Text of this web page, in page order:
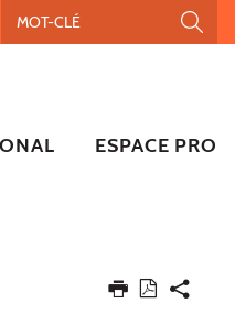
ESPACE PRO